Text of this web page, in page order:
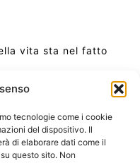
tecnologie come i cookie
del dispositivo. Il
di elaborare dati come il
questo sito. Non
vita sta nel fatto
Essere per